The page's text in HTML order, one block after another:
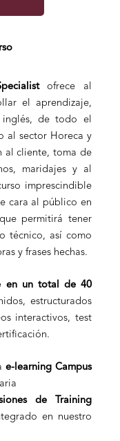
ofrece al
el aprendizaje,
inglés, de todo el
al sector Horeca y
al cliente, toma de
maridajes y al
imprescindible
cara al público en
permitirá tener
técnico, así como
y frases hechas.
en un total de 40
estructurados
interactivos, test
e-learning Campus
de Training
en nuestro